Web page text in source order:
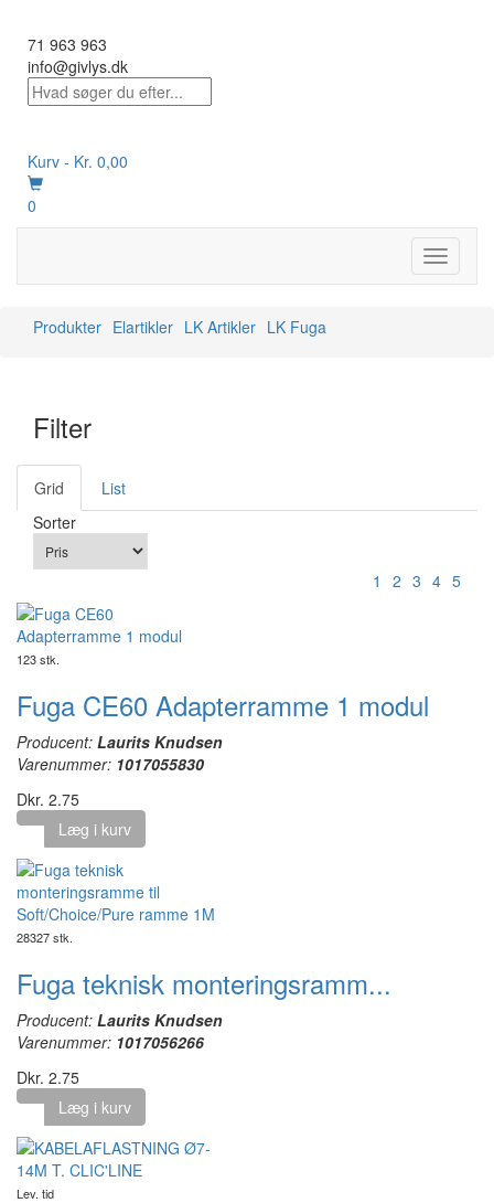
71 963 963
info@givlys.dk
Kurv - Kr. 0,00
0
Toggle
Produkter Elartikler LK Artikler LK Fuga
Filter
Grid
List
Sorter
1 2 3 4 5
123 stk.
Fuga CE60 Adapterramme 1 modul
Producent: Laurits Knudsen
Varenummer: 1017055830
Dkr. 2.75
Læg i kurv
28327 stk.
Fuga teknisk monteringsramm...
Producent: Laurits Knudsen
Varenummer: 1017056266
Dkr. 2.75
Læg i kurv
Lev. tid